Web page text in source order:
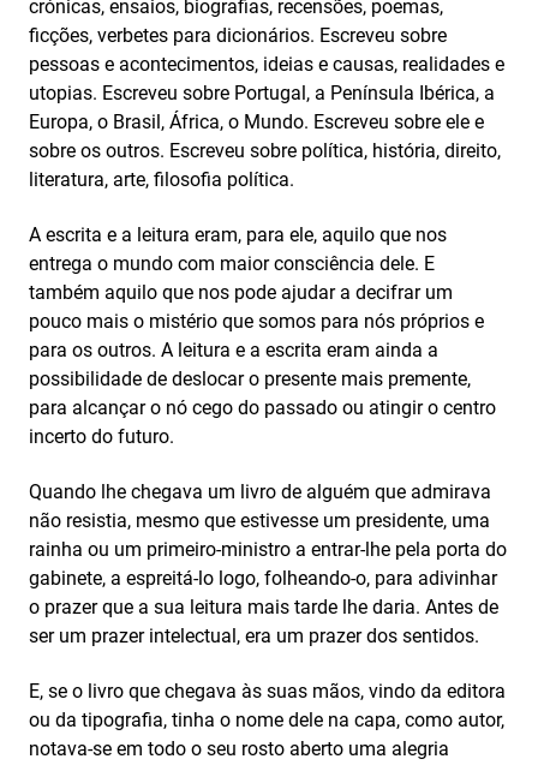
crónicas, ensaios, biografias, recensões, poemas,
ficções, verbetes para dicionários. Escreveu sobre
pessoas e acontecimentos, ideias e causas, realidades e
utopias. Escreveu sobre Portugal, a Península Ibérica, a
Europa, o Brasil, África, o Mundo. Escreveu sobre ele e
sobre os outros. Escreveu sobre política, história, direito,
literatura, arte, filosofia política.
A escrita e a leitura eram, para ele, aquilo que nos
entrega o mundo com maior consciência dele. E
também aquilo que nos pode ajudar a decifrar um
pouco mais o mistério que somos para nós próprios e
para os outros. A leitura e a escrita eram ainda a
possibilidade de deslocar o presente mais premente,
para alcançar o nó cego do passado ou atingir o centro
incerto do futuro.
Quando lhe chegava um livro de alguém que admirava
não resistia, mesmo que estivesse um presidente, uma
rainha ou um primeiro-ministro a entrar-lhe pela porta do
gabinete, a espreitá-lo logo, folheando-o, para adivinhar
o prazer que a sua leitura mais tarde lhe daria. Antes de
ser um prazer intelectual, era um prazer dos sentidos.
E, se o livro que chegava às suas mãos, vindo da editora
ou da tipografia, tinha o nome dele na capa, como autor,
notava-se em todo o seu rosto aberto uma alegria